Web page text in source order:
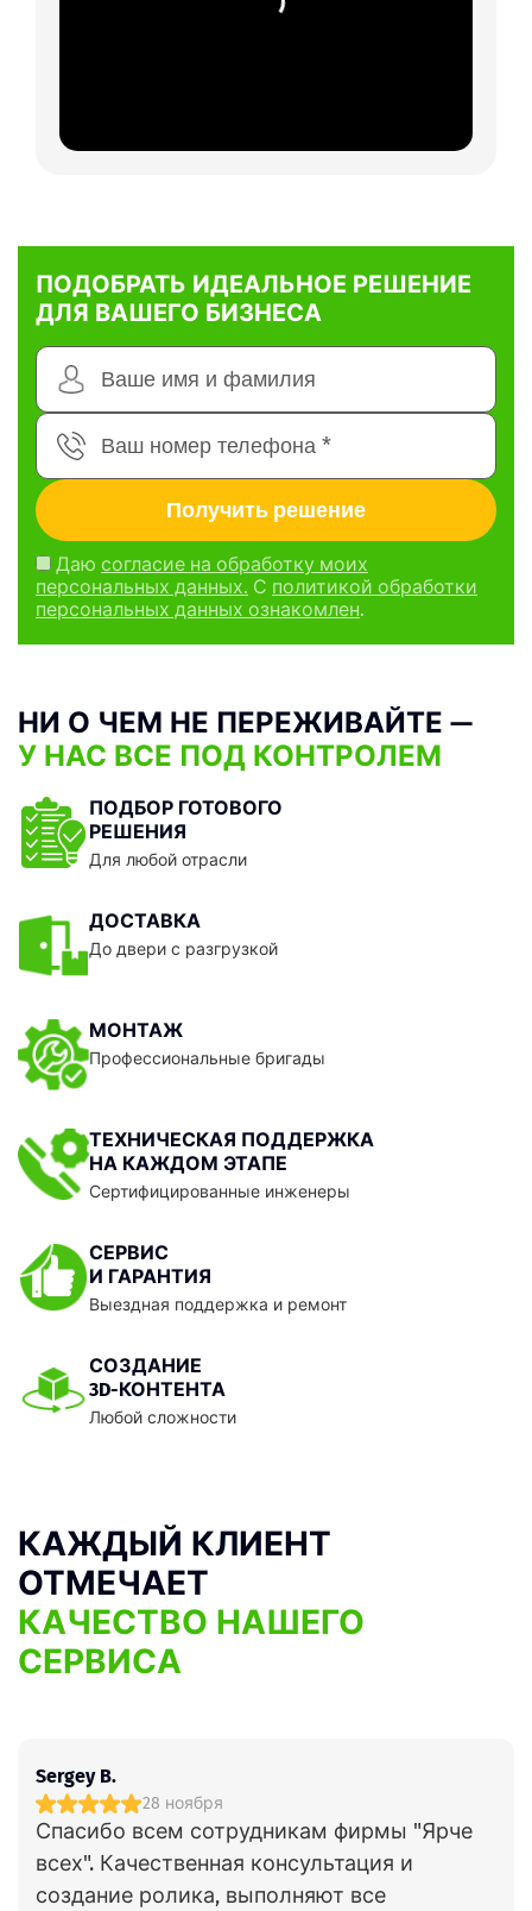
ПОДОБРАТЬ ИДЕАЛЬНОЕ РЕШЕНИЕ
ДЛЯ ВАШЕГО БИЗНЕСА
Даю согласие на обработку моих
персональных данных. С политикой обработки
персональных данных ознакомлен.
НИ О ЧЕМ НЕ ПЕРЕЖИВАЙТЕ —
У НАС ВСЕ ПОД КОНТРОЛЕМ
ПОДБОР ГОТОВОГО
РЕШЕНИЯ
Для любой отрасли
ДОСТАВКА
До двери с разгрузкой
МОНТАЖ
Профессиональные бригады
ТЕХНИЧЕСКАЯ ПОДДЕРЖКА
НА КАЖДОМ ЭТАПЕ
Сертифицированные инженеры
СЕРВИС
И ГАРАНТИЯ
Выездная поддержка и ремонт
СОЗДАНИЕ
3D-КОНТЕНТА
Любой сложности
КАЖДЫЙ КЛИЕНТ
ОТМЕЧАЕТ
КАЧЕСТВО НАШЕГО
СЕРВИСА
Sergey B.
28 ноября
Спасибо всем сотрудникам фирмы "Ярче
всех". Качественная консультация и
создание ролика, выполняют все